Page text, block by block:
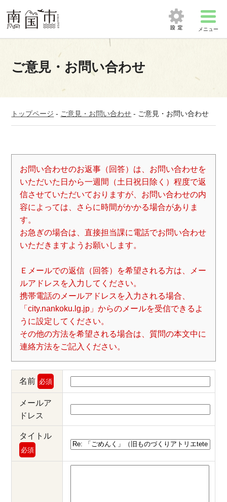
メニュー
ご意見・お問い合わせ
トップページ - ご意見・お問い合わせ - ご意見・お問い合わせ
お問い合わせのお返事（回答）は、お問い合わせを
いただいた日から一週間（土日祝日除く）程度で返
信させていただいておりますが、お問い合わせの内
容によっては、さらに時間がかかる場合がありま
す。
お急ぎの場合は、直接担当課に電話でお問い合わせ
いただきますようお願いします。
Ｅメールでの返信（回答）を希望される方は、メー
ルアドレスを入力してください。
携帯電話のメールアドレスを入力される場合、
「city.nankoku.lg.jp」からのメールを受信できるよ
うに設定してください。
その他の方法を希望される場合は、質問の本文中に
連絡方法をご記入ください。
名前 必須
メールア
ドレス
タイトル
必須